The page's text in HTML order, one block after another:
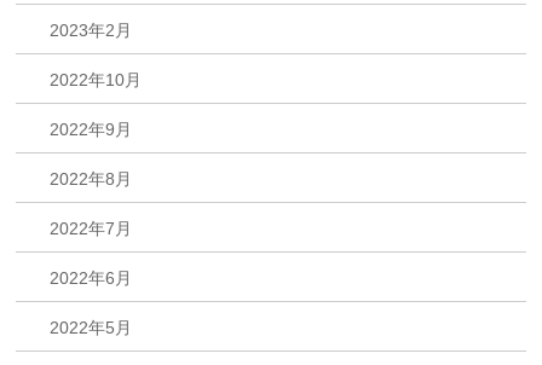
2023年2月
2022年10月
2022年9月
2022年8月
2022年7月
2022年6月
2022年5月